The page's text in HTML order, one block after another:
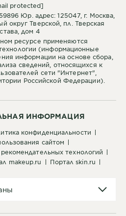
ИНФОРМАЦИЯ
конфиденциальности
сайтом
технологий
makeup.ru портал skin.ru
protected]
Юр. адрес: 125047, г. Москва,
округ Тверской, пл. Тверская
дом 4
ресурсе применяются
(информационные
информации на основе сбора,
сведений, относящихся к
сети "Интернет",
Российской Федерации).